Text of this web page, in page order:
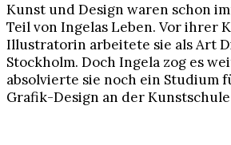
Kunst und Design waren schon
Teil von Ingelas Leben. Vor ihrer
Illustratorin arbeitete sie als Art
Stockholm. Doch Ingela zog es
absolvierte sie noch ein Studium
Grafik-Design an der